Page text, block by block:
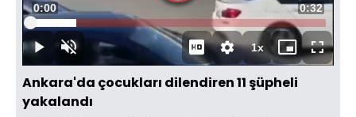
DuraklatSesi
Aç
Süre
0:00 Toplam
Süre
0:32
Yüklendi:
15.52%
1xOynatma
Hızı
Mini
oynatıcı
Tam
Ekran
Ankara'da çocukları dilendiren 11 şüpheli
yakalandı